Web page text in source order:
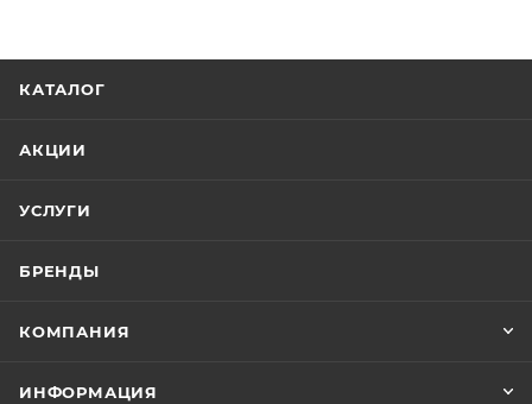
КАТАЛОГ
АКЦИИ
УСЛУГИ
БРЕНДЫ
КОМПАНИЯ
ИНФОРМАЦИЯ